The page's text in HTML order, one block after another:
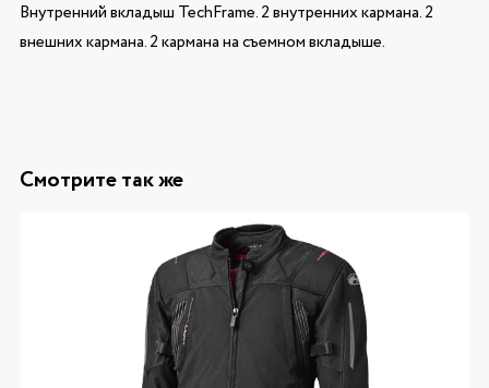
Внутренний вкладыш TechFrame. 2 внутренних кармана. 2
внешних кармана. 2 кармана на съемном вкладыше.
Смотрите так же